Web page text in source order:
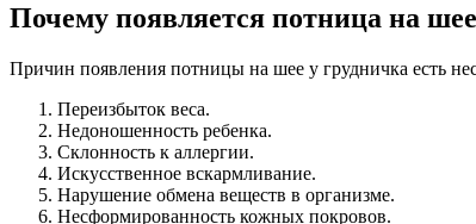
Почему появляется потница на шее
Причин появления потницы на шее у грудничка есть
Переизбыток веса.
Недоношенность ребенка.
Склонность к аллергии.
Искусственное вскармливание.
Нарушение обмена веществ в организме.
Несформированность кожных покровов.